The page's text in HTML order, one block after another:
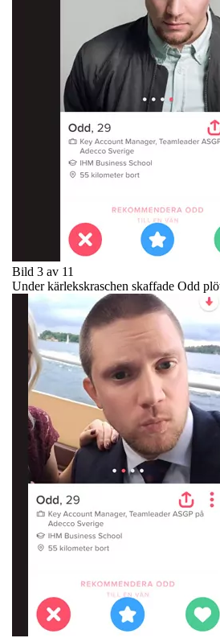
Bild 3 av 11
Under kärlekskraschen skaffade Odd